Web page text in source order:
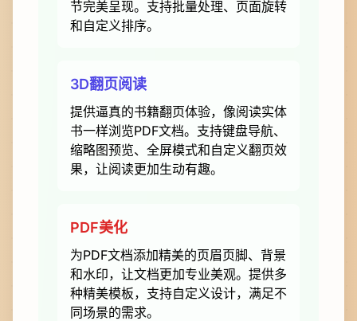
节完美呈现。支持批量处理、页面旋转
和自定义排序。
3D翻页阅读
提供逼真的书籍翻页体验，像阅读实体
书一样浏览PDF文档。支持键盘导航、
缩略图预览、全屏模式和自定义翻页效
果，让阅读更加生动有趣。
PDF美化
为PDF文档添加精美的页眉页脚、背景
和水印，让文档更加专业美观。提供多
种精美模板，支持自定义设计，满足不
同场景的需求。